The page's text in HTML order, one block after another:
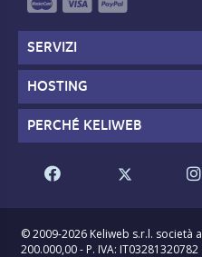
SERVIZI
HOSTING
PERCHÉ KELIWEB
© 2009-2026 Keliweb s.r.l. società
200.000,00 - P. IVA: IT03281320782